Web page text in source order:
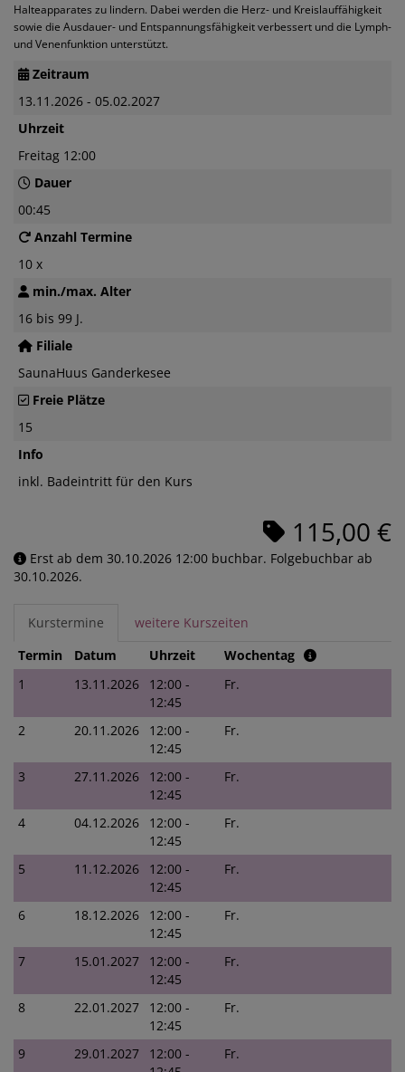
Halteapparates zu lindern. Dabei werden die Herz- und Kreislauffähigkeit
sowie die Ausdauer- und Entspannungsfähigkeit verbessert und die Lymph-
und Venenfunktion unterstützt.
Zeitraum
13.11.2026 - 05.02.2027
Uhrzeit
Freitag 12:00
Dauer
00:45
Anzahl Termine
10 x
min./max. Alter
16 bis 99 J.
Filiale
SaunaHuus Ganderkesee
Freie Plätze
15
Info
inkl. Badeintritt für den Kurs
115,00 €
Erst ab dem 30.10.2026 12:00 buchbar. Folgebuchbar ab
30.10.2026.
Kurstermine
weitere Kurszeiten
Termin
Datum Uhrzeit
Wochentag
1
13.11.2026
12:00 -
12:45
Fr.
2 20.11.2026
12:00 -
12:45
Fr.
3 27.11.2026
12:00 -
12:45
Fr.
4 04.12.2026
12:00 -
12:45
Fr.
5 11.12.2026
12:00 -
12:45
Fr.
6 18.12.2026
12:00 -
12:45
Fr.
7 15.01.2027
12:00 -
12:45
Fr.
8 22.01.2027
12:00 -
12:45
Fr.
9 29.01.2027
12:00 -
Fr.